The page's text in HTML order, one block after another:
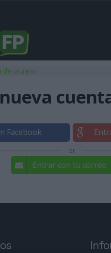
aquí
de usuario
Facebook
or
Entrar con tu correo